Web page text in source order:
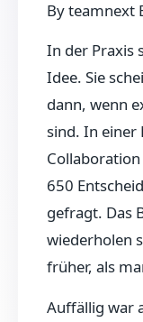
Byteamnext
In der Praxis
Idee. Sie
dann, wenn
sind. In einer
650
gefragt. Das
wiederholen
früher, als
Auffällig war